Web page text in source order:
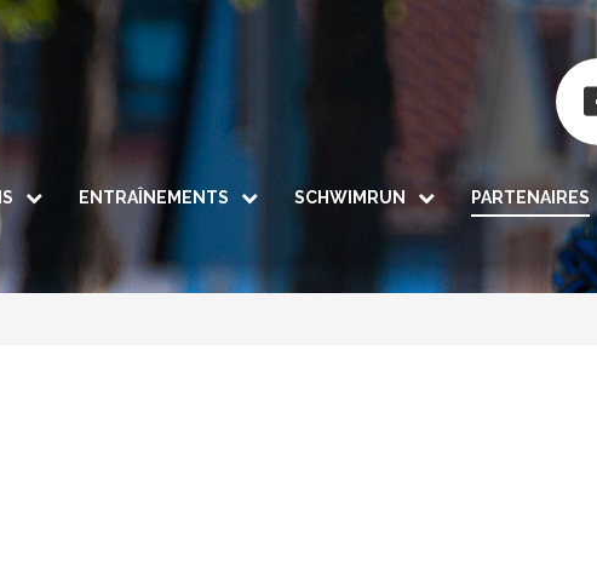
ENTRAÎNEMENTS
Groupe Adultes & Espoirs
SCHWIMRUN
Le Schwimrun
Info / programme
PARTENAIRES